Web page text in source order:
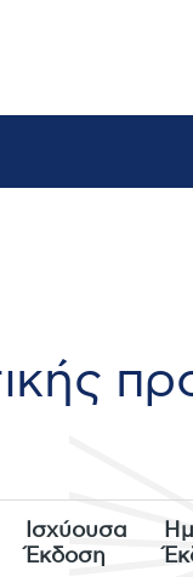
Ισχύουσα
Έκδοση